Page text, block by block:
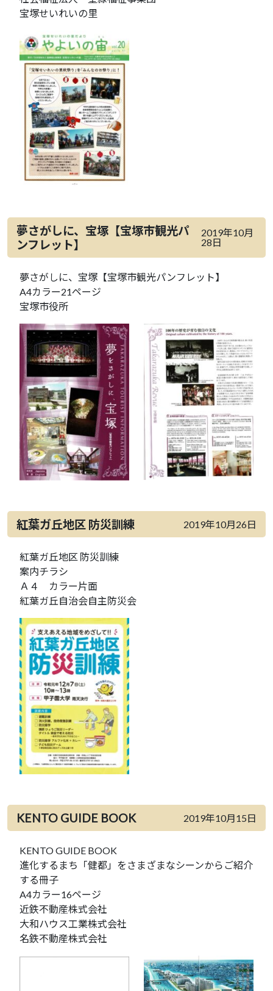
宝塚せいれいの里
夢さがしに、宝塚【宝塚市観光パ
ンフレット】
2019年10月
28日
夢さがしに、宝塚【宝塚市観光パンフレット】
A4カラー21ページ
宝塚市役所
紅葉ガ丘地区 防災訓練 2019年10月26日
紅葉ガ丘地区 防災訓練
案内チラシ
Ａ４ カラー片面
紅葉ガ丘自治会自主防災会
KENTO GUIDE BOOK 2019年10月15日
KENTO GUIDE BOOK
進化するまち「健都」をさまざまなシーンからご紹介
する冊子
A4カラー16ページ
近鉄不動産株式会社
大和ハウス工業株式会社
名鉄不動産株式会社